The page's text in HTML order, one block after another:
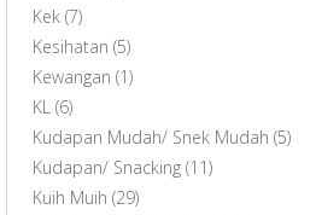
Kek (7)
Kesihatan (5)
Kewangan (1)
KL (6)
Kudapan Mudah/ Snek Mudah (5)
Kudapan/ Snacking (11)
Kuih Muih (29)